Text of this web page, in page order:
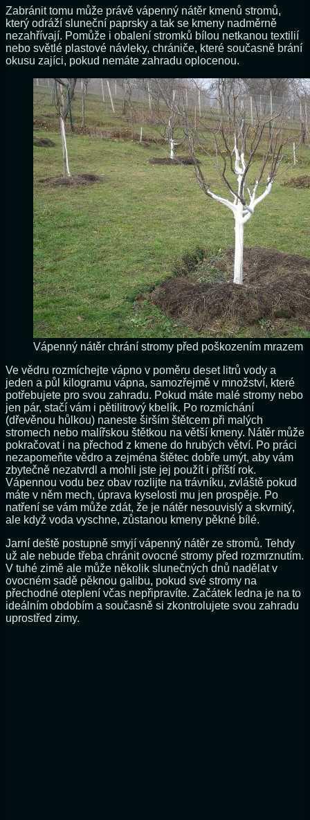
Zabránit tomu může právě vápenný nátěr kmenů stromů,
který odráží sluneční paprsky a tak se kmeny nadměrně
nezahřívají. Pomůže i obalení stromků bílou netkanou textilií
nebo světlé plastové návleky, chrániče, které současně brání
okusu zajíci, pokud nemáte zahradu oplocenou.
Vápenný nátěr chrání stromy před poškozením mrazem
Ve vědru rozmíchejte vápno v poměru deset litrů vody a
jeden a půl kilogramu vápna, samozřejmě v množství, které
potřebujete pro svou zahradu. Pokud máte malé stromy nebo
jen pár, stačí vám i pětilitrový kbelík. Po rozmíchání
(dřevěnou hůlkou) naneste širším štětcem při malých
stromech nebo malířskou štětkou na větší kmeny. Nátěr může
pokračovat i na přechod z kmene do hrubých větví. Po práci
nezapomeňte vědro a zejména štětec dobře umýt, aby vám
zbytečně nezatvrdl a mohli jste jej použít i příští rok.
Vápennou vodu bez obav rozlijte na trávníku, zvláště pokud
máte v něm mech, úprava kyselosti mu jen prospěje. Po
natření se vám může zdát, že je nátěr nesouvislý a skvrnitý,
ale když voda vyschne, zůstanou kmeny pěkné bílé.
Jarní deště postupně smyjí vápenný nátěr ze stromů. Tehdy
už ale nebude třeba chránit ovocné stromy před rozmrznutím.
V tuhé zimě ale může několik slunečných dnů nadělat v
ovocném sadě pěknou galibu, pokud své stromy na
přechodné oteplení včas nepřipravíte. Začátek ledna je na to
ideálním obdobím a současně si zkontrolujete svou zahradu
uprostřed zimy.